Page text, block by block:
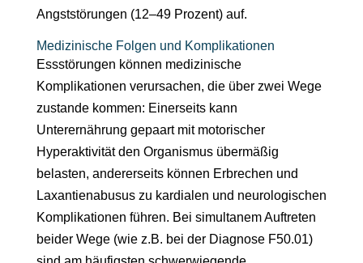
Angststörungen (12–49 Prozent) auf.
Medizinische Folgen und Komplikationen
Essstörungen können medizinische
Komplikationen verursachen, die über zwei Wege
zustande kommen: Einerseits kann
Unterernährung gepaart mit motorischer
Hyperaktivität den Organismus übermäßig
belasten, andererseits können Erbrechen und
Laxantienabusus zu kardialen und neurologischen
Komplikationen führen. Bei simultanem Auftreten
beider Wege (wie z.B. bei der Diagnose F50.01)